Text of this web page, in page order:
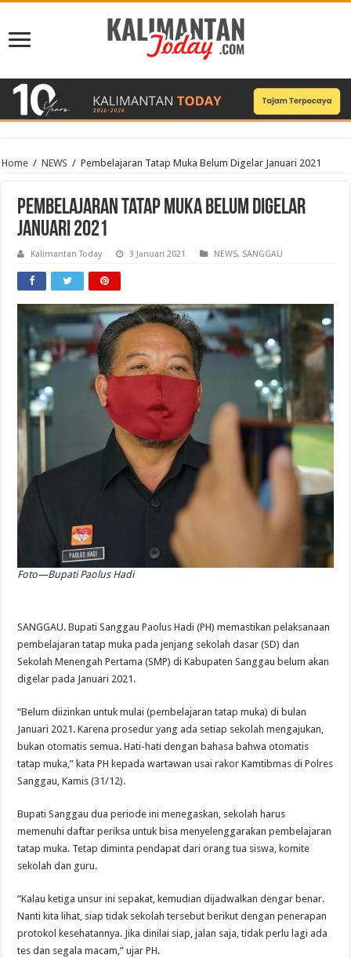
Home / NEWS / Pembelajaran Tatap Muka Belum Digelar Januari 2021
Pembelajaran Tatap Muka Belum Digelar
Januari 2021
Kalimantan Today 3 Januari 2021 NEWS, SANGGAU
Foto—Bupati Paolus Hadi
SANGGAU. Bupati Sanggau Paolus Hadi (PH) memastikan pelaksanaan
pembelajaran tatap muka pada jenjang sekolah dasar (SD) dan
Sekolah Menengah Pertama (SMP) di Kabupaten Sanggau belum akan
digelar pada Januari 2021.
“Belum diizinkan untuk mulai (pembelajaran tatap muka) di bulan
Januari 2021. Karena prosedur yang ada setiap sekolah mengajukan,
bukan otomatis semua. Hati-hati dengan bahasa bahwa otomatis
tatap muka,” kata PH kepada wartawan usai rakor Kamtibmas di Polres
Sanggau, Kamis (31/12).
Bupati Sanggau dua periode ini menegaskan, sekolah harus
memenuhi daftar periksa untuk bisa menyelenggarakan pembelajaran
tatap muka. Tetap diminta pendapat dari orang tua siswa, komite
sekolah dan guru.
“Kalau ketiga unsur ini sepakat, kemudian dijadwalkan dengar benar.
Nanti kita lihat, siap tidak sekolah tersebut berikut dengan penerapan
protokol kesehatannya. Jika dinilai siap, jalan saja, tidak perlu lagi ada
tes dan segala macam,” ujar PH.